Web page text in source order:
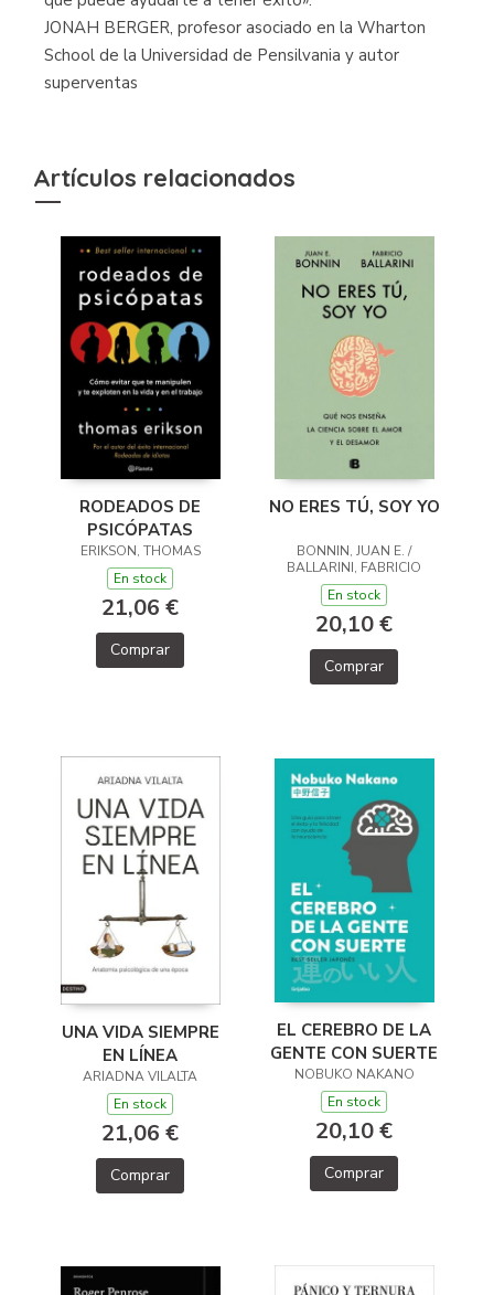
JONAH BERGER, profesor asociado en la Wharton
School de la Universidad de Pensilvania y autor
superventas
Artículos relacionados
RODEADOS DE
PSICÓPATAS
ERIKSON, THOMAS
En stock
21,06 €
Comprar
NO ERES TÚ, SOY YO
BONNIN, JUAN E. /
BALLARINI, FABRICIO
En stock
20,10 €
Comprar
UNA VIDA SIEMPRE
EN LÍNEA
ARIADNA VILALTA
En stock
21,06 €
Comprar
EL CEREBRO DE LA
GENTE CON SUERTE
NOBUKO NAKANO
En stock
20,10 €
Comprar